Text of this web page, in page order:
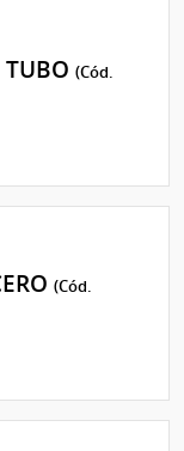
TUBO(Cód.
(Cód.